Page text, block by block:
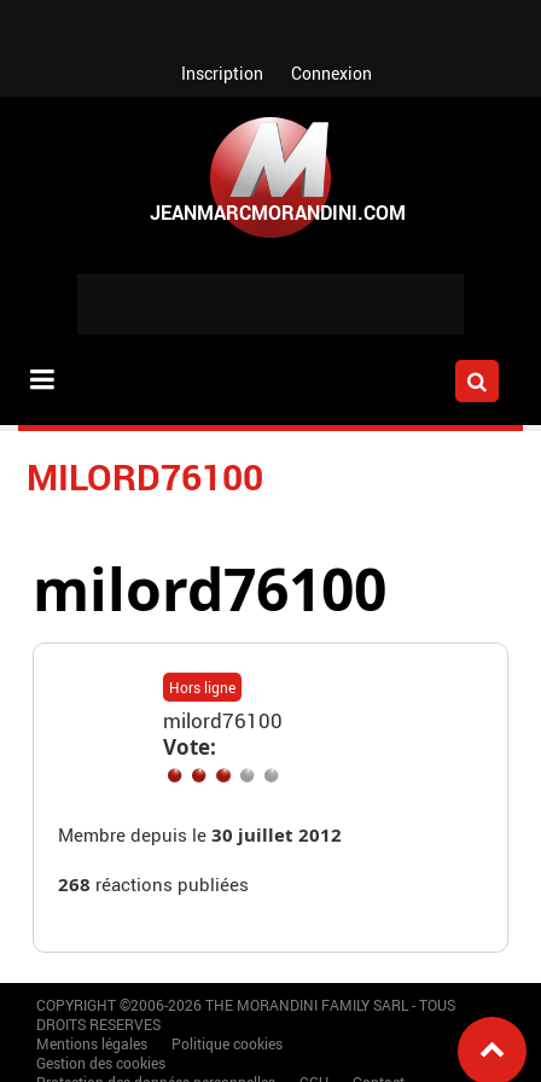
Inscription Connexion
MILORD76100
milord76100
Hors ligne
milord76100
Vote:
Membre depuis le30 juillet 2012
268 réactions publiées
COPYRIGHT ©2006-2026 THE MORANDINI FAMILY SARL - TOUS
DROITS RESERVES
Mentions légales
Politique cookies
Gestion des cookies